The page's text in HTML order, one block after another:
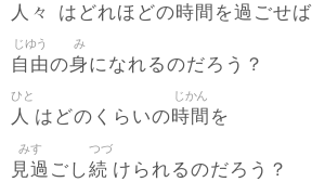
人々 はどれほどの時間 を過 ごせば
自由
じゆう
の身
み
になれるのだろう？
人
ひと
はどのくらいの時間
じかん
を
見過
みす
ごし続
つづ
けられるのだろう？